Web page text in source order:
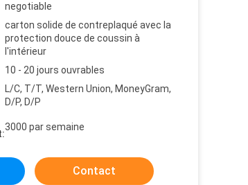
negotiable
carton solide de contreplaqué avec la
protection douce de coussin à
l'intérieur
10 - 20 jours ouvrables
L/C, T/T, Western Union, MoneyGram,
D/P, D/P
3000 par semaine
Contact